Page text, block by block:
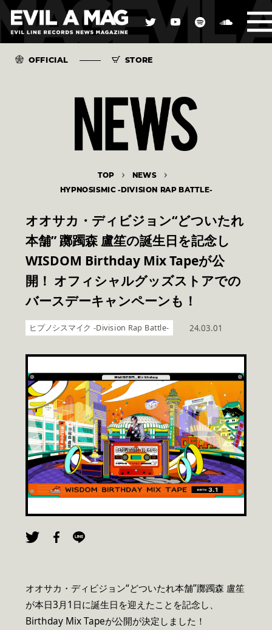
OFFICIAL STORE
TOP NEWS
HYPNOSISMIC -DIVISION RAP BATTLE-
オオサカ・ディビジョン“どついたれ
本舗” 躑躅森 盧笙の誕生日を記念し
WISDOM Birthday Mix Tapeが公
開！ オフィシャルグッズストアでの
バースデーキャンペーンも！
ヒプノシスマイク -Division Rap Battle- 24.03.01
オオサカ・ディビジョン“どついたれ本舗”躑躅森 盧笙
が本日3月1日に誕生日を迎えたことを記念し、
Birthday Mix Tapeが公開が決定しました！